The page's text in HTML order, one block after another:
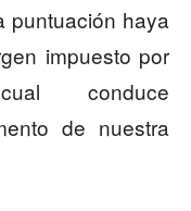
puntuación haya
impuesto por
conduce
de nuestra